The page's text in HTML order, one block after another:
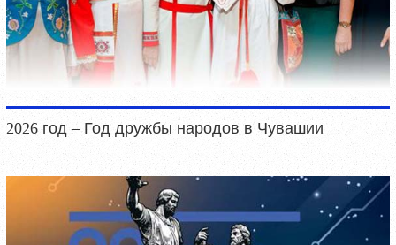
2026 год – Год дружбы народов в Чувашии